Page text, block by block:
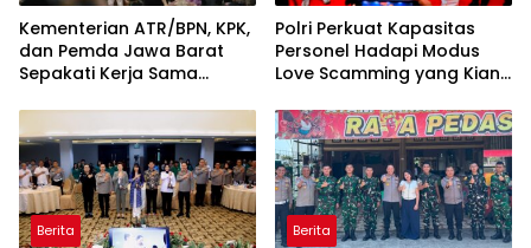
Kementerian ATR/BPN, KPK,
dan Pemda Jawa Barat
Sepakati Kerja Sama
Korupsi serta Penguatan
Ekonomi Daerah
Polri Perkuat Kapasitas
Personel Hadapi Modus
Love Scamming yang Kian
Berita Berita